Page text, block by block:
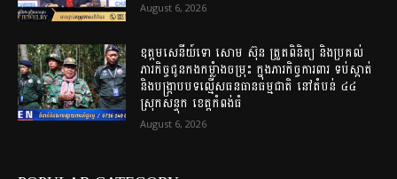
August 6, 2026
ឧត្តម​សេនីយ៍​ទោ​ សោម​ ស៊ុន​ ត្រួតពិនិត្យ​ និង​ប្រគល់​
ភារកិច្ច​ជូន​កងកម្លំាង​ចម្រុះ​ ក្នុង​ភារកិច្ច​ការពារ​ ទប់ស្កាត់ ​
និង​បង្ក្រាប​បទ​ល្មើស​ធនធាន​ធម្មជាតិ​ នៅ​តំបន់​ ៤៤​
ស្រុក​សន្ទុក​ ខេត្ត​កំពង់​ធំ​
August 6, 2026